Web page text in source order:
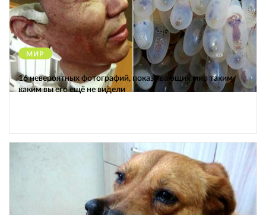
МИР 12154
16 невероятных фотографий, показывающих мир таким,
каким вы его ещё не видели